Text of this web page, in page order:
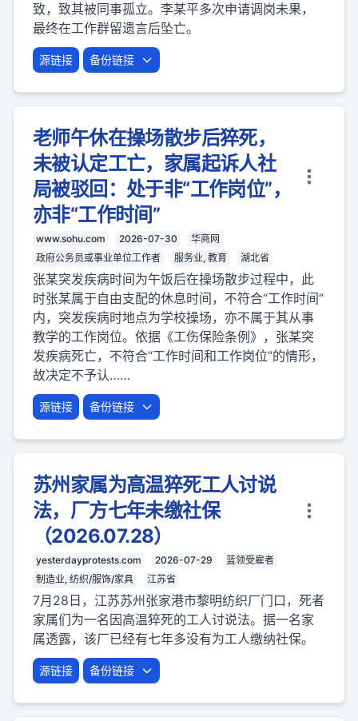
致，致其被同事孤立。李某平多次申请调岗未果，
最终在工作群留遗言后坠亡。
源链接 备份链接
老师午休在操场散步后猝死，
未被认定工亡，家属起诉人社
局被驳回：处于非“工作岗位”，
亦非“工作时间”
www.sohu.com 2026-07-30
华商网
政府公务员或事业单位工作者
服务业, 教育 湖北省
张某突发疾病时间为午饭后在操场散步过程中，此
时张某属于自由支配的休息时间，不符合“工作时间”
内，突发疾病时地点为学校操场，亦不属于其从事
教学的工作岗位。依据《工伤保险条例》，张某突
发疾病死亡，不符合“工作时间和工作岗位”的情形，
故决定不予认……
源链接 备份链接
苏州家属为高温猝死工人讨说
法，厂方七年未缴社保
（2026.07.28）
yesterdayprotests.com 2026-07-29
蓝领受雇者
制造业, 纺织/服饰/家具
江苏省
7月28日，江苏苏州张家港市黎明纺织厂门口，死者
家属们为一名因高温猝死的工人讨说法。据一名家
属透露，该厂已经有七年多没有为工人缴纳社保。
源链接 备份链接